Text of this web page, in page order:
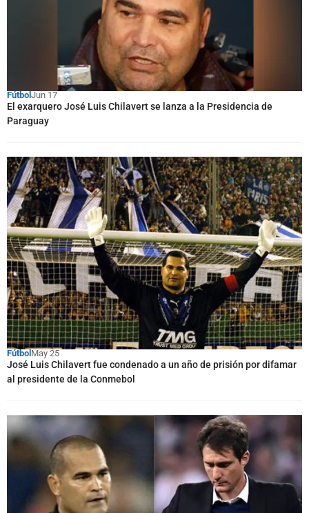
FútbolJun 17
El exarquero José Luis Chilavert se lanza a la Presidencia de
Paraguay
Fútbol May 25
José Luis Chilavert fue condenado a un año de prisión por difamar
al presidente de la Conmebol